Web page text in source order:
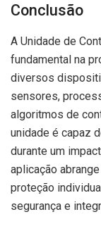
Conclusão
A Unidade de
fundamental na
diversos
sensores,
algoritmos de
unidade é capaz
durante um
aplicação
proteção
segurança e